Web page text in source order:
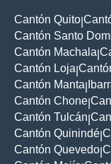
Cantón Quito
Cantón Santo
Cantón Machala
Cantón Loja
Cantón Manta
Cantón Chone
Cantón Tulcán
Cantón Quinindé
Cantón Quevedo